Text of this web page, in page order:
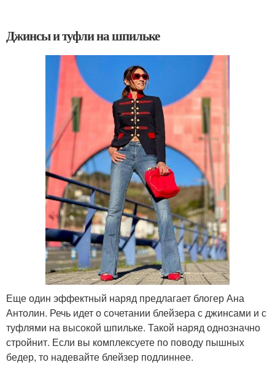
Джинсы и туфли на шпильке
Еще один эффектный наряд предлагает блогер Ана
Антолин. Речь идет о сочетании блейзера с джинсами и с
туфлями на высокой шпильке. Такой наряд однозначно
стройнит. Если вы комплексуете по поводу пышных
бедер, то надевайте блейзер подлиннее.